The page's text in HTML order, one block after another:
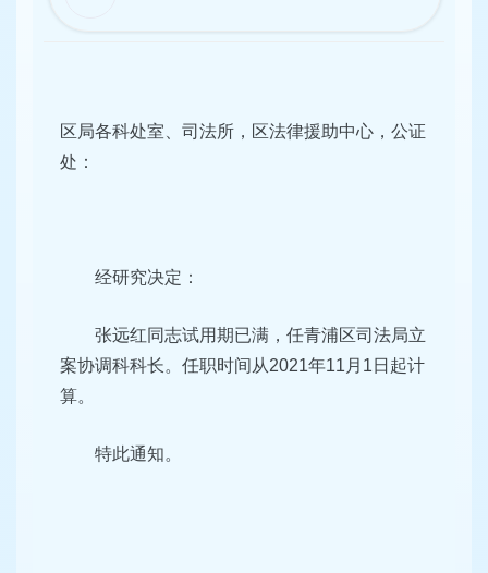
区局各科处室、司法所，区法律援助中心，公证
处：
经研究决定：
张远红同志试用期已满，任青浦区司法局立
案协调科科长。任职时间从2021年11月1日起计
算。
特此通知。